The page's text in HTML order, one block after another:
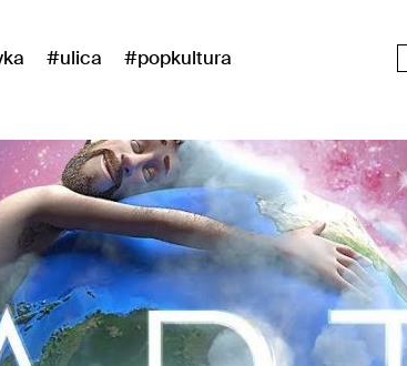
#ulica
#popkultura